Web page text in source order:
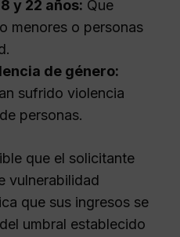
y 22 años: Que
menores o personas
de género:
sufrido violencia
personas.
que el solicitante
vulnerabilidad
que sus ingresos se
umbral establecido